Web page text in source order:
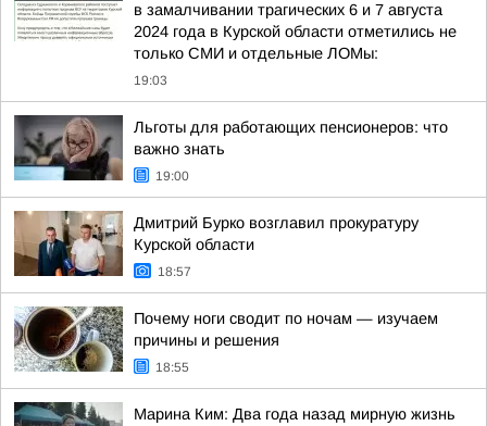
в замалчивании трагических 6 и 7 августа
2024 года в Курской области отметились не
только СМИ и отдельные ЛОМы:
19:03
Льготы для работающих пенсионеров: что
важно знать
19:00
Дмитрий Бурко возглавил прокуратуру
Курской области
18:57
Почему ноги сводит по ночам — изучаем
причины и решения
18:55
Марина Ким: Два года назад мирную жизнь